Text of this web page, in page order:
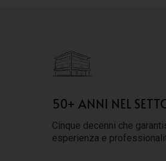
50+ ANNI NEL
Cinque decenni che
esperienza e